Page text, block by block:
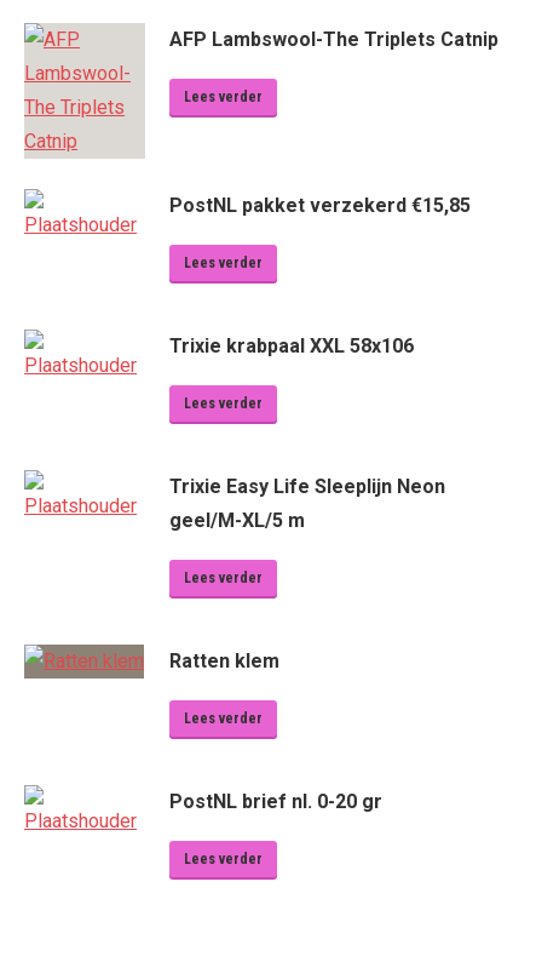
AFP Lambswool-The Triplets Catnip
Lees verder
PostNL pakket verzekerd €15,85
Lees verder
Trixie krabpaal XXL 58x106
Lees verder
Trixie Easy Life Sleeplijn Neon
geel/M-XL/5 m
Lees verder
Ratten klem
Lees verder
PostNL brief nl. 0-20 gr
Lees verder